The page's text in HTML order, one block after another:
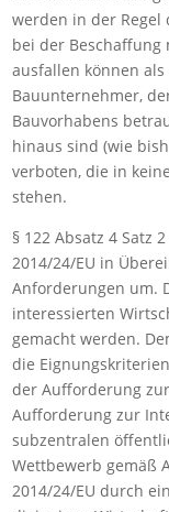
werden in der Regel
bei der
ausfallen können
Bauunternehmer,
Bauvorhabens
hinaus sind (wie
verboten, die in
stehen.
§ 122 Absatz 4 Satz
2014/24/EU in
Anforderungen um.
interessierten
gemacht werden.
die
der Aufforderung
Aufforderung zur
subzentralen
Wettbewerb gemäß
2014/24/EU durch